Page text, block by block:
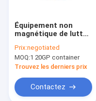
Équipement non
magnétique de lutte
l'extincteur
2L/3L/4L/6L/9L/12L/
Prix:negotiated
MOQ:1 20GP container
Trouvez les derniers prix
Contactez